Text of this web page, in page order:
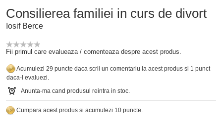
Consilierea familiei in curs de divort
Iosif Berce
Fii primul care evalueaza / comenteaza despre acest produs.
Acumulezi 29 puncte daca scrii un comentariu la acest produs si 1 punct
daca-l evaluezi.
Anunta-ma cand produsul reintra in stoc.
Cumpara acest produs si acumulezi 10 puncte.